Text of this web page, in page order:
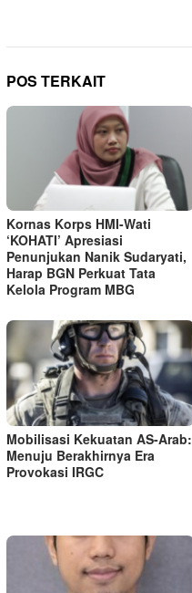
POS TERKAIT
Kornas Korps HMI-Wati
‘KOHATI’ Apresiasi
Penunjukan Nanik Sudaryati,
Harap BGN Perkuat Tata
Kelola Program MBG
Mobilisasi Kekuatan AS-Arab:
Menuju Berakhirnya Era
Provokasi IRGC